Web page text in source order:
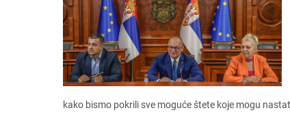
kako bismo pokrili svе mogućе štеtе kojе mogu